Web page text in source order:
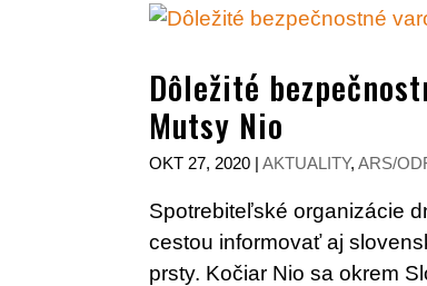
Dôležité
Mutsy Nio
OKT 27, 2020 |AKTUALITY,ARS/
Spotrebiteľské organizácie
cestou informovať aj
prsty. Kočiar Nio sa okrem